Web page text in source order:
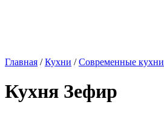
Главная /Кухни /Современные кухни
Кухня Зефир